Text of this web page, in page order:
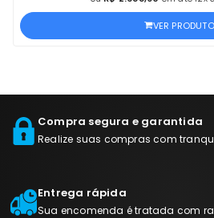
VER PRODUTO
Compra segura e garantida
Realize suas compras com
Entrega rápida
Sua encomenda é tratada com